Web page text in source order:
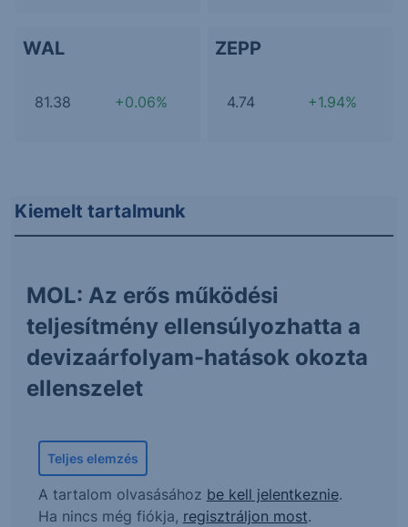
WAL
81.38 +0.06%
ZEPP
4.74 +1.94%
Kiemelt tartalmunk
MOL: Az erős működési
teljesítmény ellensúlyozhatta a
devizaárfolyam-hatások okozta
ellenszelet
Teljes elemzés
A tartalom olvasásához be kell jelentkeznie.
Ha nincs még fiókja, regisztráljon most.